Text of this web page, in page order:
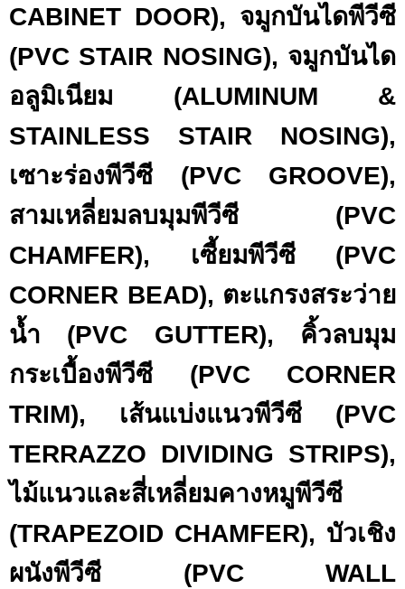
CABINET DOOR), จมูกบันไดพีวีซี
(PVC STAIR NOSING), จมูกบันได
อลูมิเนียม (ALUMINUM &
STAINLESS STAIR NOSING),
เซาะร่องพีวีซี (PVC GROOVE),
สามเหลี่ยมลบมุมพีวีซี (PVC
CHAMFER), เซี้ยมพีวีซี (PVC
CORNER BEAD), ตะแกรงสระว่าย
น้ำ (PVC GUTTER), คิ้วลบมุม
กระเบื้องพีวีซี (PVC CORNER
TRIM), เส้นแบ่งแนวพีวีซี (PVC
TERRAZZO DIVIDING STRIPS),
ไม้แนวและสี่เหลี่ยมคางหมูพีวีซี
(TRAPEZOID CHAMFER), บัวเชิง
ผนังพีวีซี (PVC WALL